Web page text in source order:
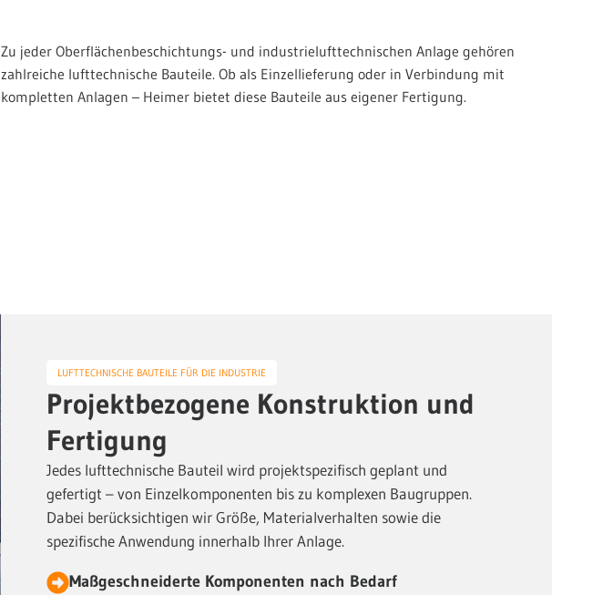
Zu jeder Oberflächenbeschichtungs- und industrielufttechnischen Anlage gehören
zahlreiche lufttechnische Bauteile. Ob als Einzellieferung oder in Verbindung mit
kompletten Anlagen – Heimer bietet diese Bauteile aus eigener Fertigung.
LUFTTECHNISCHE BAUTEILE FÜR DIE INDUSTRIE
Projektbezogene Konstruktion und
Fertigung
Jedes lufttechnische Bauteil wird projektspezifisch geplant und
gefertigt – von Einzelkomponenten bis zu komplexen Baugruppen.
Dabei berücksichtigen wir Größe, Materialverhalten sowie die
spezifische Anwendung innerhalb Ihrer Anlage.
Maßgeschneiderte Komponenten nach Bedarf